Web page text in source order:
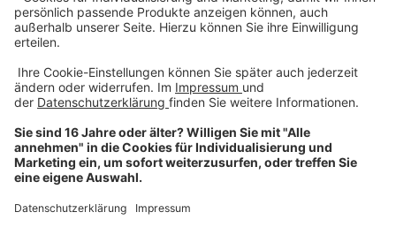
Über uns
Dehner Unternehmen
Jobs bei Dehner